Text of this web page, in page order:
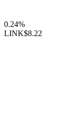
0.24%
LINK$8.22